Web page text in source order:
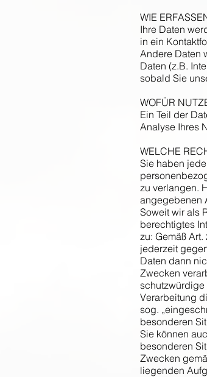
WIE
Ihre Daten
in ein
Andere Daten
Daten (z.B.
sobald Sie
WOFÜR
Ein Teil der
Analyse Ihres
WELCHE
Sie haben
zu verlangen.
angegebenen
Soweit wir als
berechtigtes
zu: Gemäß
jederzeit
Daten dann
Zwecken
schutzwürdige
Verarbeitung
sog.
besonderen
Sie können
besonderen
Zwecken
liegenden